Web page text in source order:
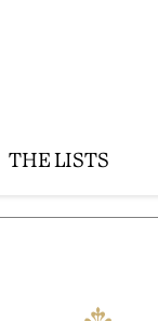
THE LISTS